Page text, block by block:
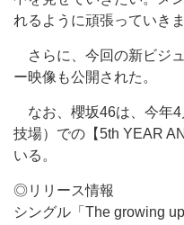
れるように頑張っていき
さらに、今回の新ビジ
ー映像も公開された。
なお、櫻坂46は、今年4
技場）での【5th YEAR
いる。
◎リリース情報
シングル「The growing up